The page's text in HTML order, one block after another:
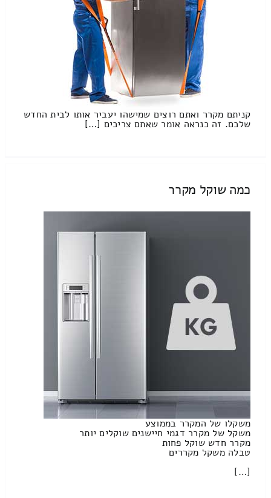
קניתם מקרר ואתם רוצים שמישהו יעביר אותו לבית החדש
שלכם. זה כנראה אומר שאתם צריכים […]
כמה שוקל מקרר
משקלו של המקרר בממוצע
משקל של מקרר דגמי חיישנים שוקלים יותר
מקרר חדש שוקל פחות
טבלה משקל מקררים
[…]